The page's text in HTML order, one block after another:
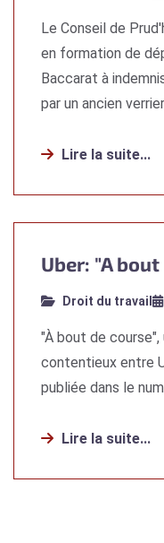
Le Conseil de
en formation de
Baccarat à
par un ancien
Lire la suite...
Uber: "A
Droit du travail
"À bout de
contentieux entre
publiée dans le
Lire la suite...